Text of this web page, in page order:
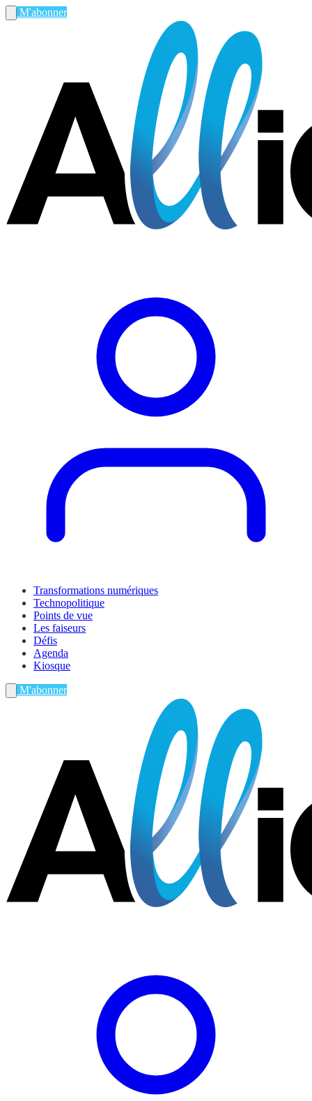
M'abonner
Transformations numériques
Technopolitique
Points de vue
Les faiseurs
Défis
Agenda
Kiosque
M'abonner